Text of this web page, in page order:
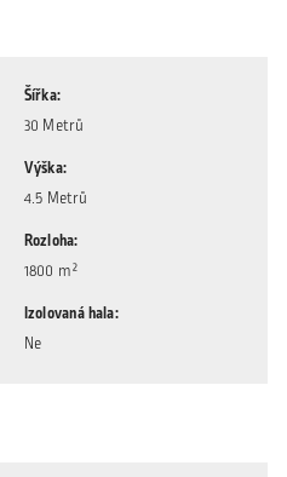
Šířka
30 Metrů
Výška
4.5 Metrů
Rozloha
1800 m²
Izolovaná hala
Ne